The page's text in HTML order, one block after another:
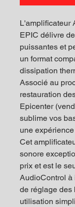
L'amplificateur
EPIC délivre
puissantes et
un format
dissipation
Associé au
restauration
Epicenter
sublime vos
une
Cet
sonore
prix et est le
AudioControl à
de réglage des
utilisation